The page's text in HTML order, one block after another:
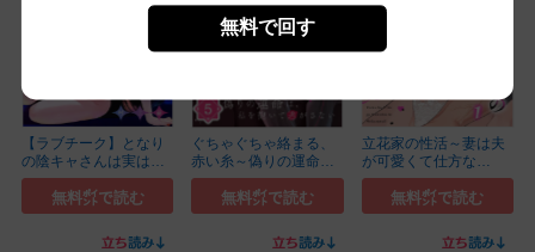
【ラブチーク】となり
の陰キャさんは実は
メ...(5)
無料㌽で読む
ぐちゃぐちゃ絡まる、
赤い糸～偽りの運命
は...(5)
無料㌽で読む
立花家の性活～妻は夫
が可愛くて仕方な
い！...(1)
無料㌽で読む
無料で回す